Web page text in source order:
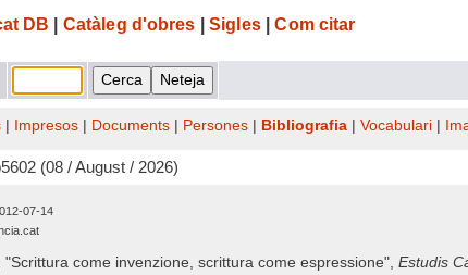
DB Catàleg d'obres Sigles| Com citar
Impresos Documents Persones Bibliografia Vocabulari
(08 / August / 2026)
07-14
"Scrittura come invenzione, scrittura come espressione", Estudis